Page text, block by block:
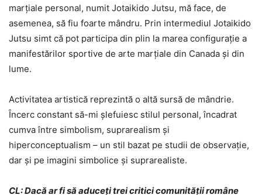
marțiale personal, numit Jotaikido Jutsu, mă face, de
asemenea, să fiu foarte mândru. Prin intermediul Jotaikido
Jutsu simt că pot participa din plin la marea configurație a
manifestărilor sportive de arte marțiale din Canada și din
lume.
Activitatea artistică reprezintă o altă sursă de mândrie.
Încerc constant să-mi șlefuiesc stilul personal, încadrat
cumva între simbolism, suprarealism și
hiperconceptualism – un stil bazat pe studii de observație,
dar și pe imagini simbolice și suprarealiste.
CL: Dacă ar fi să aduceți trei critici comunității române